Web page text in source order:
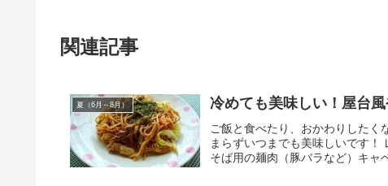
関連記事
夏（6月～8月） 冷めても美味しい！屋台
ご飯と食べたり、おかわりした
まらずいつまでも美味しいです！
そば用の麺肉（豚バラなど）キャ